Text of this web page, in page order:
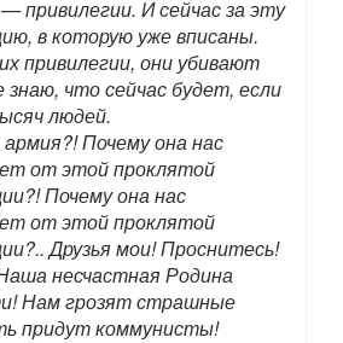
привилегии. И сейчас за эту
в которую уже вписаны.
привилегии, они убивают
что сейчас будет, если
людей.
Почему она нас
от этой проклятой
Почему она нас
от этой проклятой
Друзья мои! Проснитесь!
несчастная Родина
Нам грозят страшные
придут коммунисты!